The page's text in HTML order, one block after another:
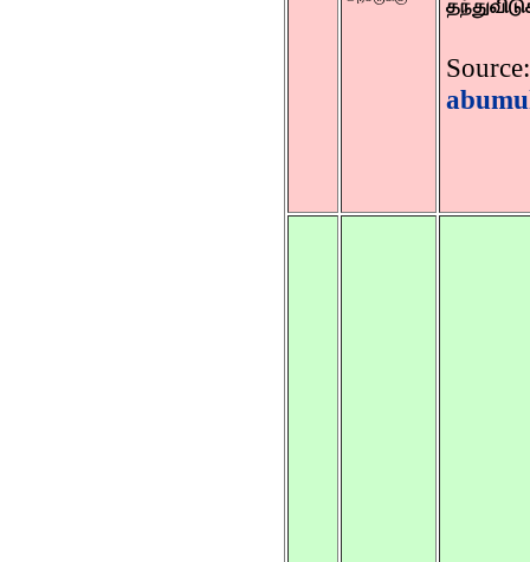
Source: